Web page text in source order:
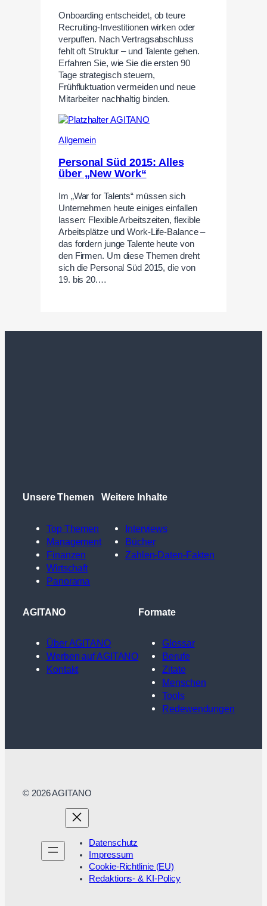
Onboarding entscheidet, ob teure
Recruiting-Investitionen wirken oder
verpuffen. Nach Vertragsabschluss
fehlt oft Struktur – und Talente gehen.
Erfahren Sie, wie Sie die ersten 90
Tage strategisch steuern,
Frühfluktuation vermeiden und neue
Mitarbeiter nachhaltig binden.
Allgemein
Personal Süd 2015: Alles
über „New Work“
Im „War for Talents“ müssen sich
Unternehmen heute einiges einfallen
lassen: Flexible Arbeitszeiten, flexible
Arbeitsplätze und Work-Life-Balance –
das fordern junge Talente heute von
den Firmen. Um diese Themen dreht
sich die Personal Süd 2015, die von
19. bis 20.…
Unsere Themen
Top Themen
Management
Finanzen
Wirtschaft
Panorama
Weitere Inhalte
Interviews
Bücher
Zahlen-Daten-Fakten
AGITANO
Über AGITANO
Werben auf AGITANO
Kontakt
Formate
Glossar
Berufe
Zitate
Menschen
Tools
Redewendungen
© 2026 AGITANO
Datenschutz
Impressum
Cookie-Richtlinie (EU)
Redaktions- & KI-Policy